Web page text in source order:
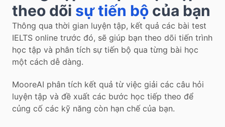
theo dõi sự tiến bộ của bạn
Thông qua thời gian luyện tập, kết quả các bài test
IELTS online trước đó, sẽ giúp bạn theo dõi tiến trình
học tập và phân tích sự tiến bộ qua từng bài học
một cách dễ dàng.
MooreAI phân tích kết quả từ việc giải các câu hỏi
luyện tập và đề xuất các bước học tiếp theo để
củng cố các kỹ năng còn hạn chế của bạn.